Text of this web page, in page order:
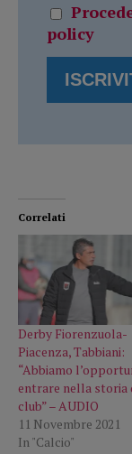
policy
Correlati
Derby Fiorenzuola-
Piacenza, Tabbiani:
“Abbiamo
entrare nella storia
club” – AUDIO
11 Novembre 2021
In "Calcio"